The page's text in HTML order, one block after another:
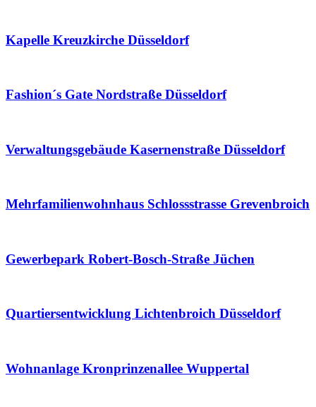
Kapelle Kreuzkirche Düsseldorf
Fashion´s Gate Nordstraße Düsseldorf
Verwaltungsgebäude Kasernenstraße Düsseldorf
Mehrfamilienwohnhaus Schlossstrasse Grevenbroich
Gewerbepark Robert-Bosch-Straße Jüchen
Quartiersentwicklung Lichtenbroich Düsseldorf
Wohnanlage Kronprinzenallee Wuppertal